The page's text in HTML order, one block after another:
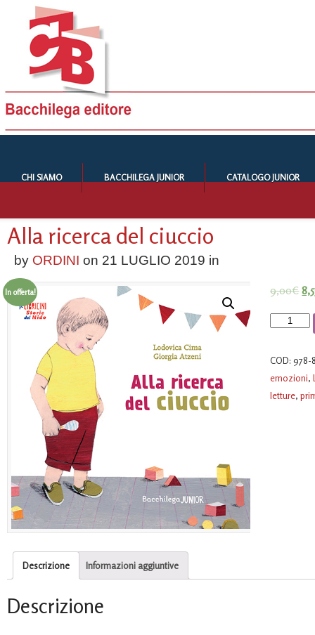
CHI SIAMO BACCHILEGA JUNIOR CATALOGO JUNIOR
Alla ricerca del ciuccio
by ORDINI on 21 LUGLIO 2019 in
In offerta! 9,00€
del
ciuccio
quantità
COD:978-
emozioni,
letture,
Descrizione Informazioni aggiuntive
Descrizione